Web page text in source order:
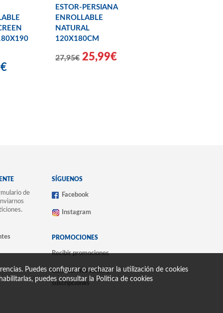
ESTOR-PERSIANA
ENROLLABLE
NATURAL
120X180CM
27,95€ 25,99€
de
SÍGUENOS
Facebook
Instagram
PROMOCIONES
Recibir promociones
Cambiar mis datos y
suscripciones
Puedes configurar o rechazar la utilización de cookies
puedes consultar la Politica de cookies